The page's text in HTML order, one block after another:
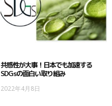
共感性が大事！日本でも加速する
SDGsの面白い取り組み
2022年4月8日